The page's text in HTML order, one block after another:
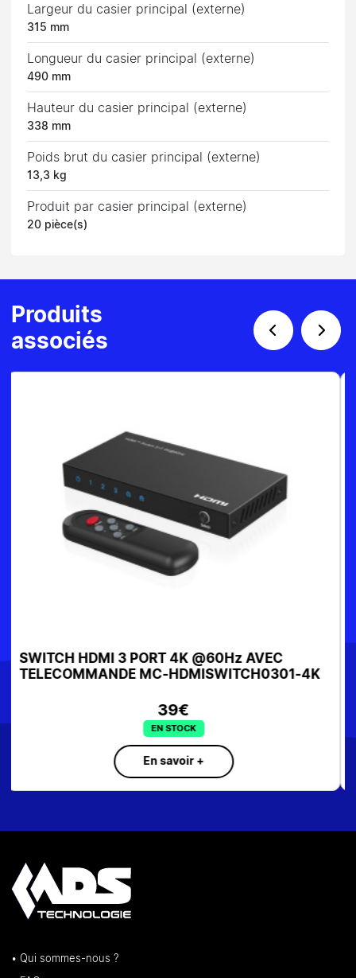
Largeur du casier principal (externe)
315 mm
Longueur du casier principal (externe)
490 mm
Hauteur du casier principal (externe)
338 mm
Poids brut du casier principal (externe)
13,3 kg
Produit par casier principal (externe)
20 pièce(s)
Produits
associés
CABLE HDMI2.0 3M 2K4K AWG30 /2062103
10€
EN STOCK
En savoir +
• Qui sommes-nous ?